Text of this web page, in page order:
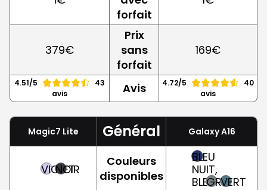
forfait
379€
Prix
sans
forfait
169€
4.51/5
43
avis
Avis 4.72/5
40
avis
Magic7 Lite Général Galaxy A16
VIOLET
NOIR
Couleurs
disponibles
BLEU
NUIT,
BLEUGRISVERT